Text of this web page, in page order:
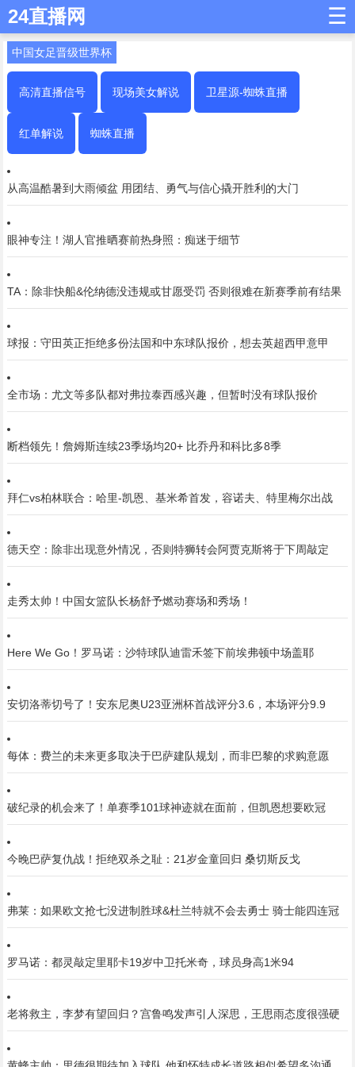
24直播网 ☰
中国女足晋级世界杯
高清直播信号 现场美女解说 卫星源-蜘蛛直播
红单解说 蜘蛛直播
从高温酷暑到大雨倾盆 用团结、勇气与信心撬开胜利的大门
眼神专注！湖人官推晒赛前热身照：痴迷于细节
TA：除非快船&伦纳德没违规或甘愿受罚 否则很难在新赛季前有结果
球报：守田英正拒绝多份法国和中东球队报价，想去英超西甲意甲
全市场：尤文等多队都对弗拉泰西感兴趣，但暂时没有球队报价
断档领先！詹姆斯连续23季场均20+ 比乔丹和科比多8季
拜仁vs柏林联合：哈里-凯恩、基米希首发，容诺夫、特里梅尔出战
德天空：除非出现意外情况，否则特狮转会阿贾克斯将于下周敲定
走秀太帅！中国女篮队长杨舒予燃动赛场和秀场！
Here We Go！罗马诺：沙特球队迪雷禾签下前埃弗顿中场盖耶
安切洛蒂切号了！安东尼奥U23亚洲杯首战评分3.6，本场评分9.9
每体：费兰的未来更多取决于巴萨建队规划，而非巴黎的求购意愿
破纪录的机会来了！单赛季101球神迹就在面前，但凯恩想要欧冠
今晚巴萨复仇战！拒绝双杀之耻：21岁金童回归 桑切斯反戈
弗莱：如果欧文抢七没进制胜球&杜兰特就不会去勇士 骑士能四连冠
罗马诺：都灵敲定里耶卡19岁中卫托米奇，球员身高1米94
老将救主，李梦有望回归？宫鲁鸣发声引人深思，王思雨态度很强硬